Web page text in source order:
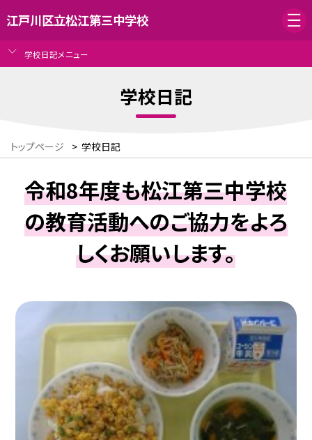
江戸川区立松江第三中学校
学校日記メニュー
学校日記
トップページ > 学校日記
令和8年度も松江第三中学校
の教育活動へのご協力をよろ
しくお願いします。